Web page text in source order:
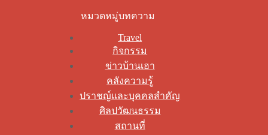
หมวดหมู่บทความ
Travel
กิจกรรม
ข่าวบ้านเฮา
คลังความรู้
ปราชญ์และบุคคลสำคัญ
ศิลปวัฒนธรรม
สถานที่